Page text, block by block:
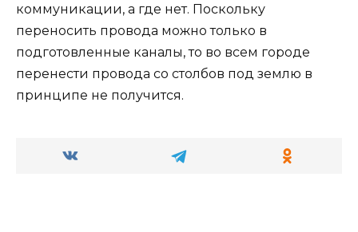
коммуникации, а где нет. Поскольку
переносить провода можно только в
подготовленные каналы, то во всем городе
перенести провода со столбов под землю в
принципе не получится.